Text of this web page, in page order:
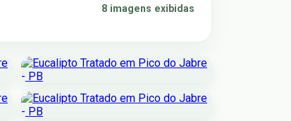
8 imagens exibidas